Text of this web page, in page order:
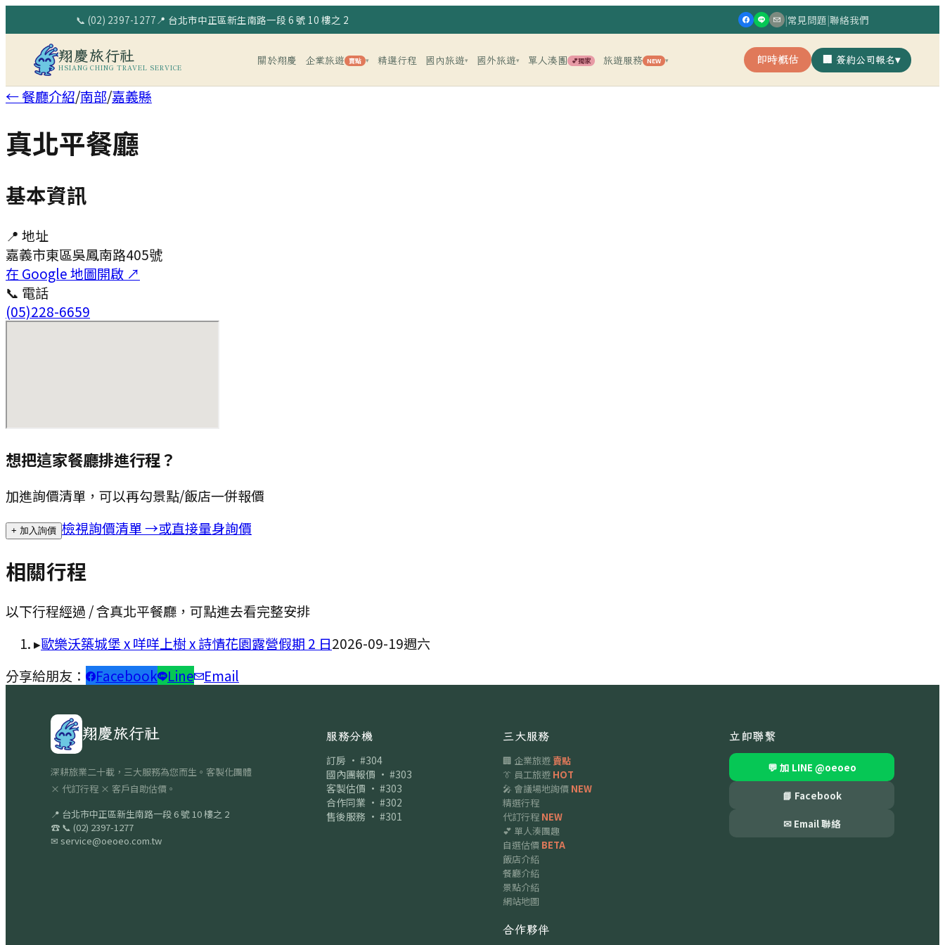
📞 (02) 2397-1277📍 台北市中正區新生南路一段 6 號 10 樓之 2 |常見問題|聯絡我們
翔慶旅行社
HSIANG CHING TRAVEL SERVICE
關於翔慶 企業旅遊 賣點 ▾ 精選行程 國內旅遊▾ 國外旅遊▾ 單人湊團 💕獨家 旅遊服務 NEW ▾ 即時概估 🏢 簽約公司報名▾
← 餐廳介紹/南部/嘉義縣
真北平餐廳
基本資訊
📍 地址
嘉義市東區吳鳳南路405號
在 Google 地圖開啟 ↗
📞 電話
(05)228-6659
想把這家餐廳排進行程？
加進詢價清單，可以再勾景點/飯店一併報價
+ 加入詢價 檢視詢價清單 →或直接量身詢價
相關行程
以下行程經過 / 含真北平餐廳 ，可點進去看完整安排
▸歐樂沃築城堡 x 咩咩上樹 x 詩情花園露營假期 2 日2026-09-19週六
分享給朋友：
Facebook Line Email
翔慶旅行社
深耕旅業二十載，三大服務為您而生。客製化團體
× 代訂行程 × 客戶自助估價。
📍 台北市中正區新生南路一段 6 號 10 樓之 2
☎ 📞 (02) 2397-1277
✉ service@oeoeo.com.tw
服務分機
訂房 · #304
國內團報價 · #303
客製估價 · #303
合作同業 · #302
售後服務 · #301
三大服務
🏢 企業旅遊賣點
👔 員工旅遊 HOT
🎤 會議場地詢價 NEW
精選行程
代訂行程 NEW
💕 單人湊團趣
自選估價 BETA
飯店介紹
餐廳介紹
景點介紹
網站地圖
合作夥伴
立即聯繫
💬 加 LINE @oeoeo
📘 Facebook
✉ Email 聯絡